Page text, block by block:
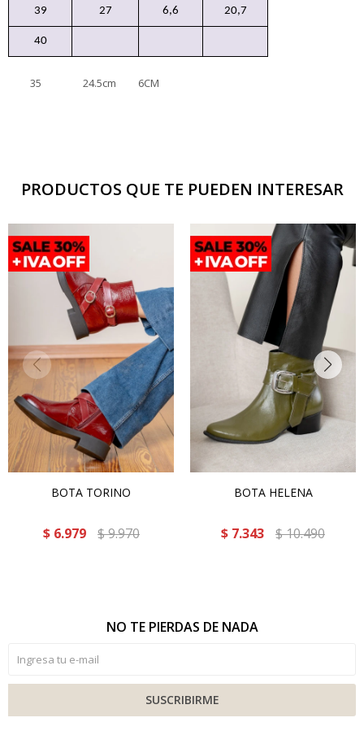
39 27 6,6 20,7
40
35 24.5cm 6CM
PRODUCTOS QUE TE PUEDEN INTERESAR
BOTA TORINO
$ 6.979 $9.970
BOTA HELENA
$ 7.343 $10.490
NO TE PIERDAS DE NADA
SUSCRIBIRME